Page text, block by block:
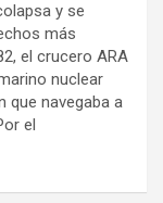
y se
más
el crucero ARA
nuclear
que navegaba a
el